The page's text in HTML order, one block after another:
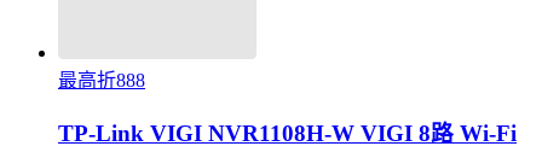
最高折888
TP-Link VIGI NVR1108H-W VIGI 8路 Wi-Fi